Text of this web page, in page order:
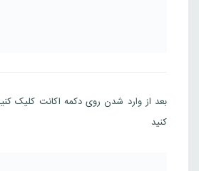
بعد از وارد شدن روی دکمه اکانت کلیک
کنید